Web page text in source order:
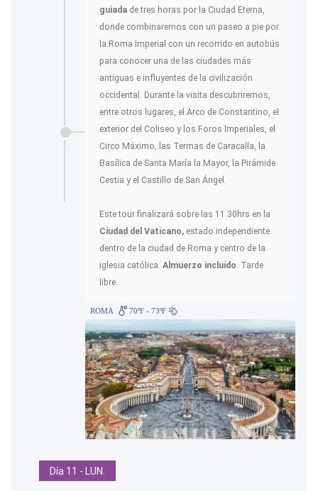
guiada de tres horas por la Ciudad Eterna,
donde combinaremos con un paseo a pie por
la Roma Imperial con un recorrido en autobús
para conocer una de las ciudades más
antiguas e influyentes de la civilización
occidental. Durante la visita descubriremos,
entre otros lugares, el Arco de Constantino, el
exterior del Coliseo y los Foros Imperiales, el
Circo Máximo, las Termas de Caracalla, la
Basílica de Santa María la Mayor, la Pirámide
Cestia y el Castillo de San Ángel.
Este tour finalizará sobre las 11.30hrs en la
Ciudad del Vaticano, estado independiente
dentro de la ciudad de Roma y centro de la
iglesia católica. Almuerzo incluido. Tarde
libre.
ROMA 70ºF - 73ºF
Día 11 - LUN.